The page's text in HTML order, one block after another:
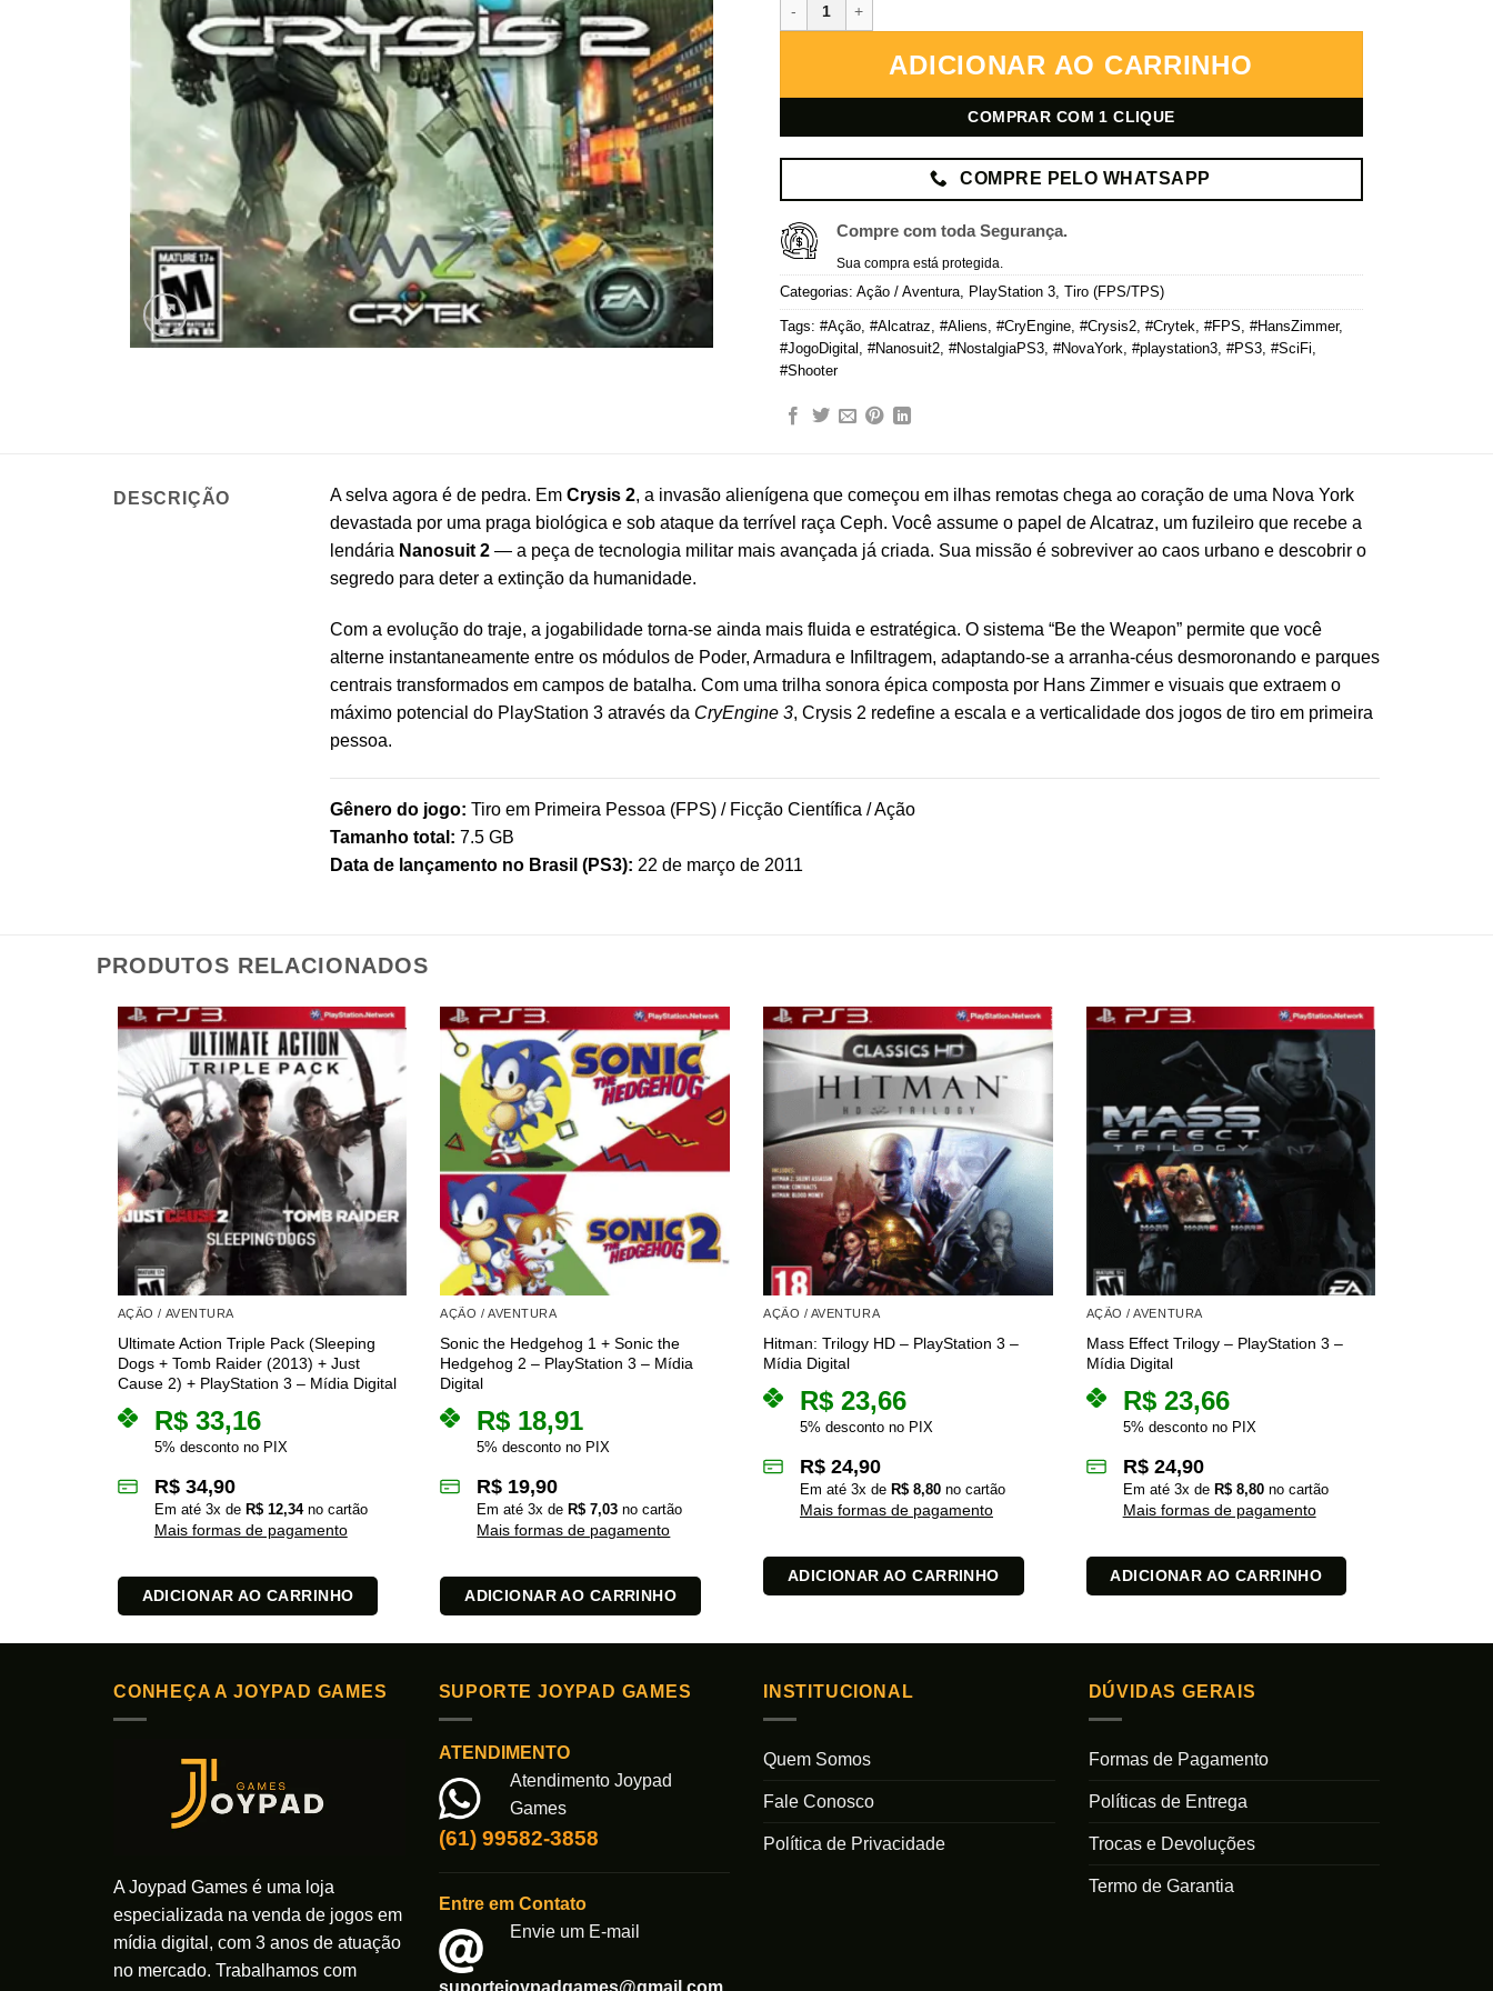
ADICIONAR AO CARRINHO
COMPRAR COM 1 CLIQUE
COMPRE PELO WHATSAPP
Compre com toda Segurança.
Sua compra está protegida.
Categorias: Ação / Aventura PlayStation 3 Tiro (FPS/TPS)
Tags: #Ação #Alcatraz #Aliens #CryEngine #Crysis2 #Crytek #FPS #HansZimmer,
#JogoDigital #Nanosuit2 #NostalgiaPS3 #NovaYork #playstation3 #PS3 #SciFi
#Shooter
DESCRIÇÃO A selva agora é de pedra. Em Crysis 2, a invasão alienígena que começou em ilhas remotas chega ao coração de uma Nova York
devastada por uma praga biológica e sob ataque da terrível raça Ceph. Você assume o papel de Alcatraz, um fuzileiro que recebe a
lendária Nanosuit 2 — a peça de tecnologia militar mais avançada já criada. Sua missão é sobreviver ao caos urbano e descobrir o
segredo para deter a extinção da humanidade.
Com a evolução do traje, a jogabilidade torna-se ainda mais fluida e estratégica. O sistema “Be the Weapon” permite que você
alterne instantaneamente entre os módulos de Poder, Armadura e Infiltragem, adaptando-se a arranha-céus desmoronando e parques
centrais transformados em campos de batalha. Com uma trilha sonora épica composta por Hans Zimmer e visuais que extraem o
máximo potencial do PlayStation 3 através da CryEngine 3, Crysis 2 redefine a escala e a verticalidade dos jogos de tiro em primeira
pessoa.
Gênero do jogo: Tiro em Primeira Pessoa (FPS) / Ficção Científica / Ação
Tamanho total: 7.5 GB
Data de lançamento no Brasil (PS3): 22 de março de 2011
PRODUTOS RELACIONADOS
AÇÃO / AVENTURA
Ultimate Action Triple Pack (Sleeping
Dogs + Tomb Raider (2013) + Just
Cause 2) + PlayStation 3 – Mídia Digital
R$33,16
5% desconto no PIX
R$34,90
Em até 3x de R$12,34no cartão
Mais formas de pagamento
ADICIONAR AO CARRINHO
AÇÃO / AVENTURA
Sonic the Hedgehog 1 + Sonic the
Hedgehog 2 – PlayStation 3 – Mídia
Digital
R$ 18,91
5% desconto no PIX
R$ 19,90
Em até3x de R$ 7,03 no cartão
Mais formas de pagamento
ADICIONAR AO CARRINHO
AÇÃO / AVENTURA
Hitman: Trilogy HD – PlayStation 3 –
Mídia Digital
R$ 23,66
5% desconto no PIX
R$ 24,90
Em até 3x de R$ 8,80 no cartão
Mais formas de pagamento
ADICIONAR AO CARRINHO
AÇÃO / AVENTURA
Mass Effect Trilogy – PlayStation 3 –
Mídia Digital
R$23,66
5% desconto no PIX
R$24,90
Em até 3x de R$8,80no cartão
Mais formas de pagamento
ADICIONAR AO CARRINHO
CONHEÇA A JOYPAD GAMES
A Joypad Games é uma loja
especializada na venda de jogos em
mídia digital, com 3 anos de atuação
no mercado. Trabalhamos com
SUPORTE JOYPAD GAMES
ATENDIMENTO
Atendimento Joypad
Games
(61) 99582-3858
Entre em Contato
Envie um E-mail
suportejoypadgames@gmail.com
INSTITUCIONAL
Quem Somos
Fale Conosco
Política de Privacidade
DÚVIDAS GERAIS
Formas de Pagamento
Políticas de Entrega
Trocas e Devoluções
Termo de Garantia